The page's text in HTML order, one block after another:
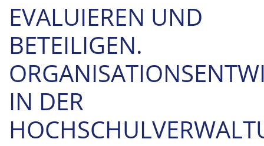
EVALUIEREN UND
BETEILIGEN.
IN DER